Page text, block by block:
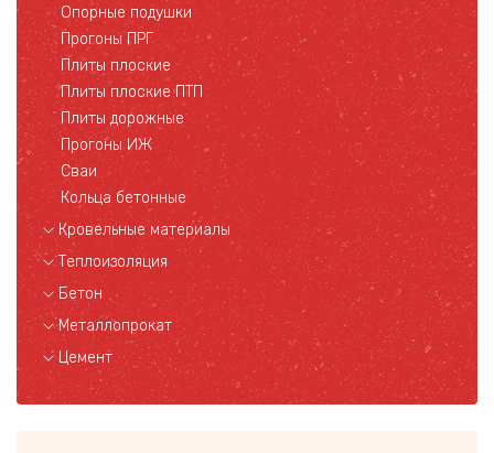
Опорные подушки
Прогоны ПРГ
Плиты плоские
Плиты плоские ПТП
Плиты дорожные
Прогоны ИЖ
Сваи
Кольца бетонные
Кровельные материалы
Теплоизоляция
Бетон
Металлопрокат
Цемент